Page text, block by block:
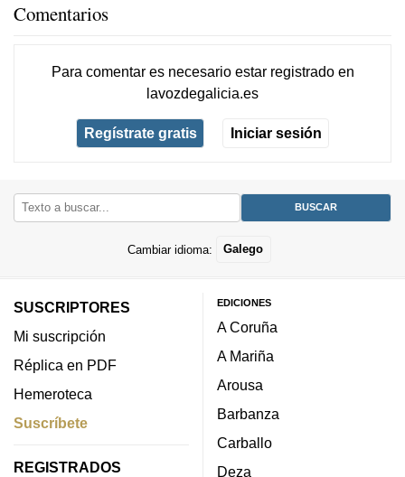
Comentarios
Para comentar es necesario estar registradoen
lavozdegalicia.es
Regístrate gratis Iniciar sesión
Cambiar idioma: Galego
SUSCRIPTORES
Mi suscripción
Réplica en PDF
Hemeroteca
Suscríbete
REGISTRADOS
EDICIONES
A Coruña
A Mariña
Arousa
Barbanza
Carballo
Deza